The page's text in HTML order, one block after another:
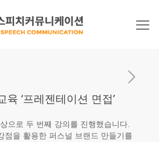
‘프레젠테이션 면접’
으로 두 번째 강의를 진행했습니다.
점을 활용한 퍼스널 브랜드 만들기를